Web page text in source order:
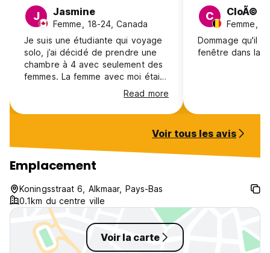
J Jasmine
Femme, 18-24, Canada
Je suis une étudiante qui voyage
solo, j’ai décidé de prendre une
chambre à 4 avec seulement des
femmes. La femme avec moi était
fort probablement une sans-abris.
Je ne me sentais pas en securité.
Il ni avait ni rideau, ni locker dans
avec. La cuisine ( constitué d’un
micro-ondes et frigo) était
infestée de mouches.
Read more
C CloÃ©
Femme,
Dommage qu'il
fenêtre dans la
Voir tous les avis
Emplacement
Koningsstraat 6, Alkmaar, Pays-Bas
0.1km du centre ville
Voir la carte